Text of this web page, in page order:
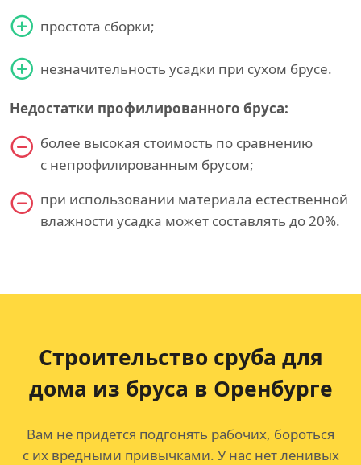
простота сборки;
незначительность усадки при сухом брусе.
Недостатки профилированного бруса:
более высокая стоимость по сравнению
с непрофилированным брусом;
при использовании материала естественной
влажности усадка может составлять до 20%.
Строительство сруба для
дома из бруса в Оренбурге
Вам не придется подгонять рабочих, бороться
с их вредными привычками. У нас нет ленивых